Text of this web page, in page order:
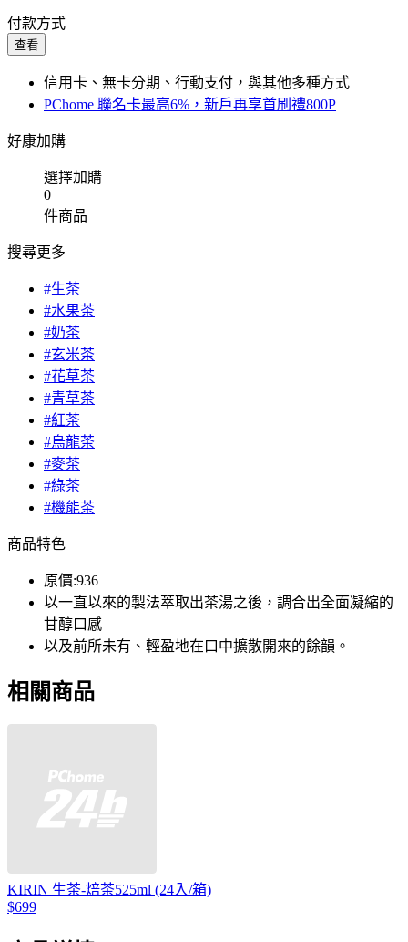
付款方式
查看
信用卡、無卡分期、行動支付，與其他多種方式
PChome 聯名卡最高6%，新戶再享首刷禮800P
好康加購
選擇加購
0
件商品
搜尋更多
#生茶
#水果茶
#奶茶
#玄米茶
#花草茶
#青草茶
#紅茶
#烏龍茶
#麥茶
#綠茶
#機能茶
商品特色
原價:936
以一直以來的製法萃取出茶湯之後，調合出全面凝縮的
甘醇口感
以及前所未有、輕盈地在口中擴散開來的餘韻。
相關商品
KIRIN 生茶-焙茶525ml (24入/箱)
$699